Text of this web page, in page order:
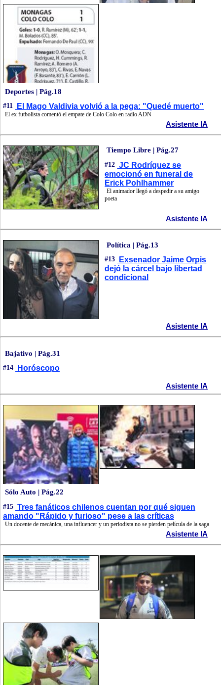
Deportes | Pág.18
#11 El Mago Valdivia volvió a la pega: "Quedé muerto"
El ex futbolista comentó el empate de Colo Colo en radio ADN
Asistente IA
Tiempo Libre | Pág.27
#12 JC Rodríguez se
emocionó en funeral de
Erick Pohlhammer
El animador llegó a despedir a su amigo
poeta
Asistente IA
Política | Pág.13
#13
Exsenador Jaime Orpis
dejó la cárcel bajo libertad
condicional
Asistente IA
Bajativo | Pág.31
#14 Horóscopo
Asistente IA
Sólo Auto | Pág.22
#15 Tres fanáticos chilenos cuentan por qué siguen
amando "Rápido y furioso" pese a las críticas
Un docente de mecánica, una influencer y un periodista no se pierden película de la saga
Asistente IA